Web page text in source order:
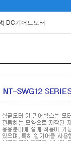
DC기어드모터